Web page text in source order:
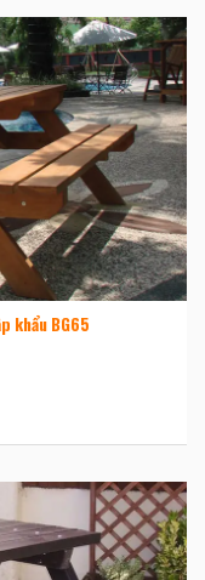
khẩu BG65